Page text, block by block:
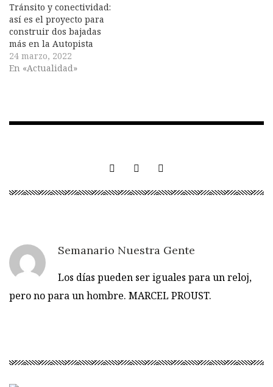
Tránsito y conectividad:
así es el proyecto para
construir dos bajadas
más en la Autopista
24 marzo, 2022
En «Actualidad»
Semanario Nuestra Gente
Los días pueden ser iguales para un reloj,
pero no para un hombre. MARCEL PROUST.